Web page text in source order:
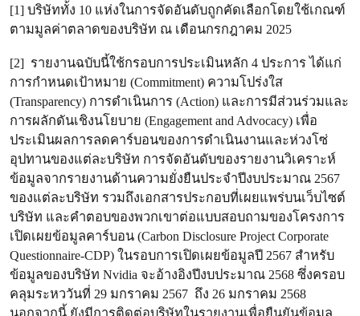
[1] บริษัททั้ง 10 แห่งในการจัดอันดับถูกคัดเลือกโดยใช้เกณฑ์
ตามมูลค่าตลาดของบริษัท ณ เดือนกรกฎาคม 2025
[2] รายงานฉบับนี้ใช้กรอบการประเมินหลัก 4 ประการ ได้แก่
การกำหนดเป้าหมาย (Commitment) ความโปร่งใส
(Transparency) การดำเนินการ (Action) และการมีส่วนร่วมและ
การผลักดันเชิงนโยบาย (Engagement and Advocacy) เพื่อ
ประเมินผลการลดคาร์บอนของการดำเนินงานและห่วงโซ่
อุปทานของแต่ละบริษัท การจัดอันดับของรายงานวิเคราะห์
ข้อมูลจากรายงานด้านความยั่งยืนประจำปีงบประมาณ 2567
ของแต่ละบริษัท รวมถึงเอกสารประกอบที่เผยแพร่บนเว็บไซต์
บริษัท และคำตอบของพวกเขาต่อแบบสอบถามของโครงการ
เปิดเผยข้อมูลคาร์บอน (Carbon Disclosure Project Corporate
Questionnaire-CDP) ในรอบการเปิดเผยข้อมูลปี 2567 สำหรับ
ข้อมูลของบริษัท Nvidia จะอ้างอิงปีงบประมาณ 2568 ซึ่งครอบ
คลุมระหววันที่ 29 มกราคม 2567 ถึง 26 มกราคม 2568